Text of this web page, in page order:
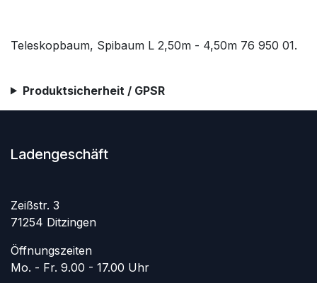
Teleskopbaum, Spibaum L 2,50m - 4,50m 76 950 01.
Produktsicherheit / GPSR
Ladengeschäft
Zeißstr. 3
71254 Ditzingen
Öffnungszeiten
Mo. - Fr. 9.00 - 17.00 Uhr